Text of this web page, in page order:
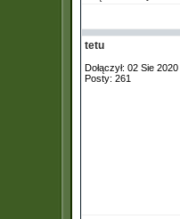
tetu
Dołączył: 02 Sie 2020
Posty: 261